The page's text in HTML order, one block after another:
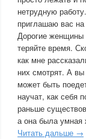
нетрудную
приглашаю вас на
Дорогие женщины
теряйте время.
как мне
них смотрят. А
может быть
научат, как себя
раньше
а она была умная
Читать дальше →